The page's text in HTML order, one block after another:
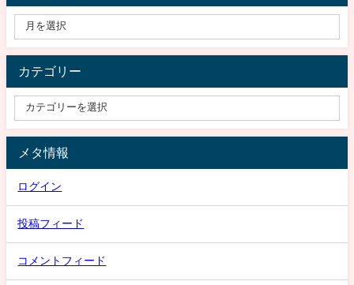
カテゴリー
メタ情報
ログイン
投稿フィード
コメントフィード